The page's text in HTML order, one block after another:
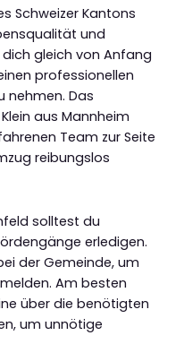
Schweizer Kantons
und
gleich von Anfang
professionellen
nehmen. Das
aus Mannheim
Team zur Seite
reibungslos
solltest du
erledigen.
der Gemeinde, um
Am besten
über die benötigten
um unnötige